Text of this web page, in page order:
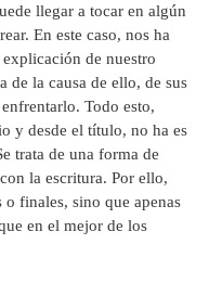
llegar a tocar en algún
En este caso, nos ha
de nuestro
de la causa de ello, de sus
Todo esto,
y desde el título, no ha es
trata de una forma de
la escritura. Por ello,
finales, sino que apenas
en el mejor de los